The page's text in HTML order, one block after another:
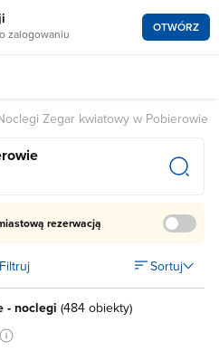
zalogowaniu OTWÓRZ
Zegar kwiatowy w Pobierowie
rezerwacją
Sortuj
- noclegi (484 obiekty)